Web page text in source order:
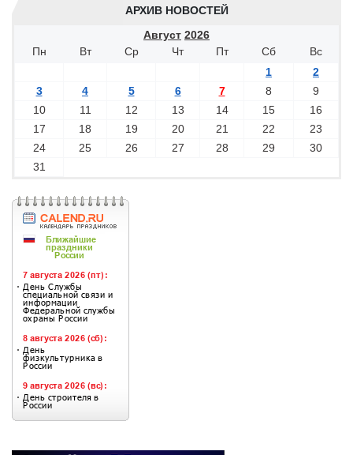
АРХИВ НОВОСТЕЙ
Август 2026
Пн
Вт Ср Чт Пт Сб
Вс
1
2
3
4 5 6 7 8
9
10
11 12 13 14 15
16
17
18 19 20 21 22
23
24
25 26 27 28 29
30
31